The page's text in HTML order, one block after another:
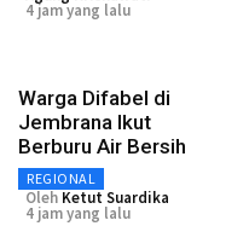
4 jam yang lalu
Warga Difabel di
Jembrana Ikut
Berburu Air Bersih
REGIONAL
Oleh Ketut Suardika
4 jam yang lalu